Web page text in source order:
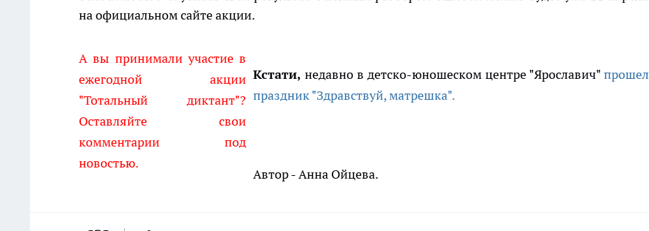
на официальном сайте акции.
А вы принимали участие в
ежегодной акции
"Тотальный диктант"?
Оставляйте свои
комментарии под
новостью.
Кстати, недавно в детско-юношеском центре "Ярославич" прошел
праздник "Здравствуй, матрешка".
Автор - Анна Ойцева.